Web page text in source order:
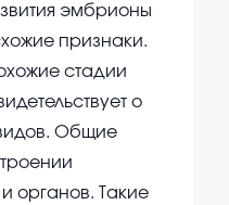
эмбрионы
признаки.
стадии
о
Общие
органов. Такие